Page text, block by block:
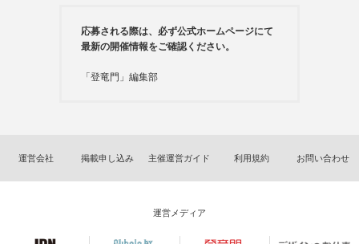
応募される際は、必ず公式ホームページにて
最新の開催情報をご確認ください。
「登竜門」編集部
運営会社 掲載申し込み 主催運営ガイド 利用規約 お問い合わせ
運営メディア